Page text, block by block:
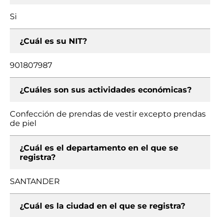
Si
¿Cuál es su NIT?
901807987
¿Cuáles son sus actividades económicas?
Confección de prendas de vestir excepto prendas
de piel
¿Cuál es el departamento en el que se
registra?
SANTANDER
¿Cuál es la ciudad en el que se registra?